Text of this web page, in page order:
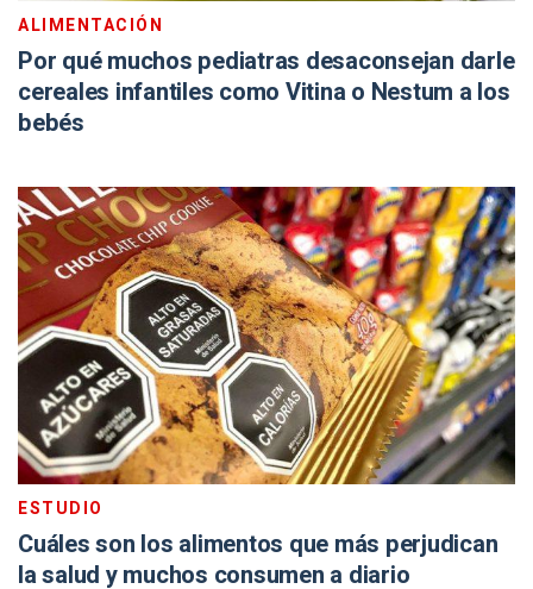
ALIMENTACIÓN
Por qué muchos pediatras desaconsejan darle
cereales infantiles como Vitina o Nestum a los
bebés
ESTUDIO
Cuáles son los alimentos que más perjudican
la salud y muchos consumen a diario